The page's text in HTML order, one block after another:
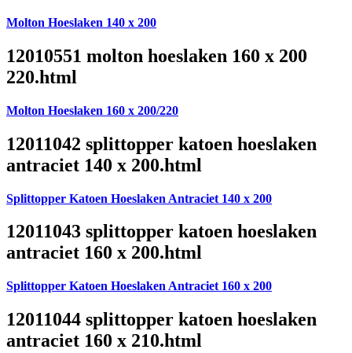
Molton Hoeslaken 140 x 200
12010551 molton hoeslaken 160 x 200
220.html
Molton Hoeslaken 160 x 200/220
12011042 splittopper katoen hoeslaken
antraciet 140 x 200.html
Splittopper Katoen Hoeslaken Antraciet 140 x 200
12011043 splittopper katoen hoeslaken
antraciet 160 x 200.html
Splittopper Katoen Hoeslaken Antraciet 160 x 200
12011044 splittopper katoen hoeslaken
antraciet 160 x 210.html